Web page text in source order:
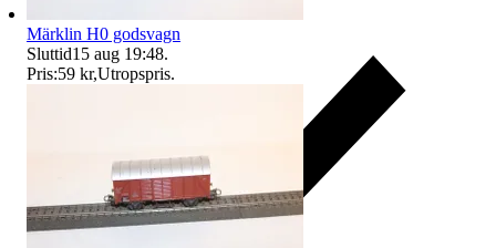
Märklin H0 godsvagn
Sluttid15 aug 19:48.
Pris:59 kr,Utropspris.